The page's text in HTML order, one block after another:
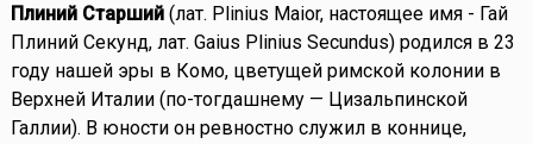
Плиний Старший(лат. Plinius Maior, настоящее имя - Гай
Плиний Секунд, лат. Gaius Plinius Secundus) родился в 23
году нашей эры в Комо, цветущей римской колонии в
Верхней Италии (по-тогдашнему — Цизальпинской
Галлии). В юности он ревностно служил в коннице,